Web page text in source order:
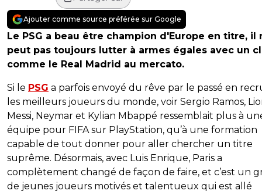
Ajouter comme source préférée sur Google
Le PSG a beau être champion d'Europe en titre, il
peut pas toujours lutter à armes égales avec un
comme le Real Madrid au mercato.
Si le PSG a parfois envoyé du rêve par le passé en
les meilleurs joueurs du monde, voir Sergio Ramos,
Messi, Neymar et Kylian Mbappé ressemblait plus à
équipe pour FIFA sur PlayStation, qu’à une formation
capable de tout donner pour aller chercher un titre
suprême. Désormais, avec Luis Enrique, Paris a
complètement changé de façon de faire, et c’est un
de jeunes joueurs motivés et talentueux qui est allé